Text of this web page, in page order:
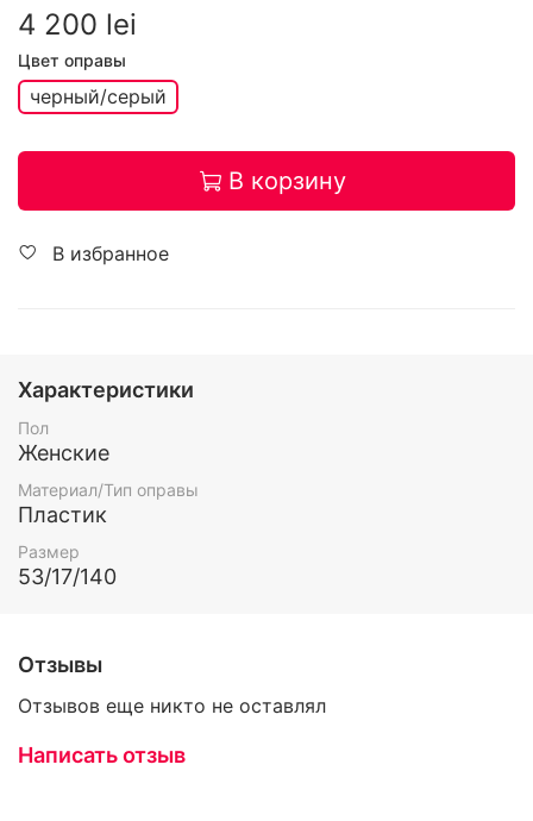
4 200 lei
Цвет оправы
черный/серый
В корзину
В избранное
Характеристики
Пол
Женские
Материал/Тип оправы
Пластик
Размер
53/17/140
Отзывы
Отзывов еще никто не оставлял
Написать отзыв